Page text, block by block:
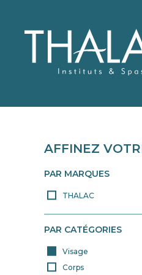
QUI
THALAC
NOS
CARTE
AFFINEZ
PAR MARQUES
THALAC
PAR CATÉGORIES
Visage
Corps